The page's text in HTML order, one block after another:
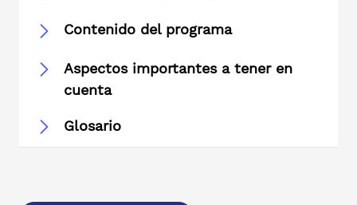
Contenido del programa
Aspectos importantes a tener en
cuenta
Glosario